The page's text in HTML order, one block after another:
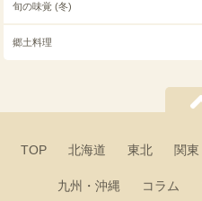
旬の味覚 (冬)
郷土料理
TOP 北海道 東北 関東
九州・沖縄 コラム